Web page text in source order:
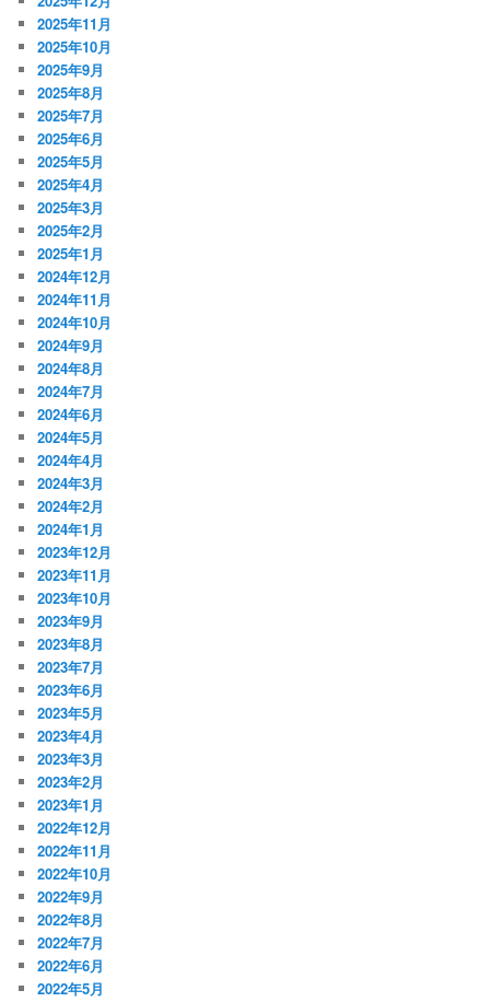
2025年11月
2025年10月
2025年9月
2025年8月
2025年7月
2025年6月
2025年5月
2025年4月
2025年3月
2025年2月
2025年1月
2024年12月
2024年11月
2024年10月
2024年9月
2024年8月
2024年7月
2024年6月
2024年5月
2024年4月
2024年3月
2024年2月
2024年1月
2023年12月
2023年11月
2023年10月
2023年9月
2023年8月
2023年7月
2023年6月
2023年5月
2023年4月
2023年3月
2023年2月
2023年1月
2022年12月
2022年11月
2022年10月
2022年9月
2022年8月
2022年7月
2022年6月
2022年5月